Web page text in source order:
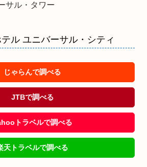
サル・タワー
ル ユニバーサル・シティ
じゃらんで調べる
JTBで調べる
トラベルで調べる
天トラベルで調べる